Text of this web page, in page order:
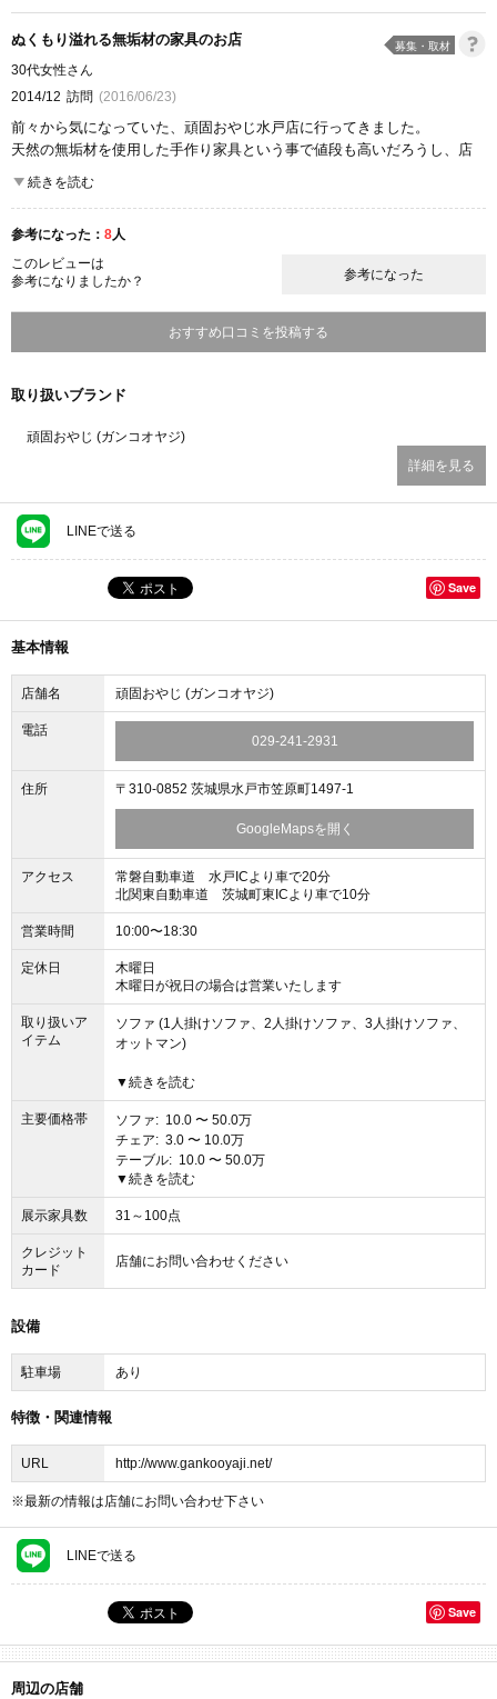
ぬくもり溢れる無垢材の家具のお店 募集・取材
30代女性さん
2014/12 訪問 (2016/06/23)
前々から気になっていた、頑固おやじ水戸店に行ってきました。
天然の無垢材を使用した手作り家具という事で値段も高いだろうし、店
名が店名なのでちょっと緊張してしまいましたが（笑）
店内は明るく、ちょっとした雑貨なども並んでいたので入りやすかった
暖かみのある雰囲気です。
思った通り、値段は少々お高めですが、この作りなら何年も大切に使っ
ていける事だろうと思いました。店内には子供を遊ばせるスペースなど
いつかこんな家具を手に入れてみたい、そんな風に感じるこだわりの家
具店です。
ここが良かった
続きを読む
参考になった： 8人
このレビューは
参考になりましたか？
参考になった
おすすめ口コミを投稿する
取り扱いブランド
頑固おやじ (ガンコオヤジ)
詳細を見る
LINEで送る
Save
基本情報
店舗名 頑固おやじ (ガンコオヤジ)
電話
029-241-2931
住所 〒310-0852 茨城県水戸市笠原町1497-1
GoogleMapsを開く
アクセス
常磐自動車道 水戸ICより車で20分
北関東自動車道 茨城町東ICより車で10分
営業時間 10:00〜18:30
定休日
木曜日
木曜日が祝日の場合は営業いたします
取り扱いア
イテム
ソファ (1人掛けソファ、2人掛けソファ、3人掛けソファ、
オットマン)
チェア (スツール、ダイニングチェア、ベンチ、オットマン)
テーブル (ダイニングテーブル、リビングテーブル)
デスク
ベッド (ベッド・ベッドフレーム、マットレス)
収納家具 (テレビ台、食器棚)
時計 (掛け時計・壁掛け時計)
▼続きを読む
主要価格帯
ソファ: 10.0 〜 50.0万
チェア: 3.0 〜 10.0万
テーブル: 10.0 〜 50.0万
デスク: 10.0 〜 25.0万
ベッド: 7.0 〜 20.0万
収納家具: 10.0万〜
キッチン: 150.0万〜
▼続きを読む
展示家具数 31～100点
クレジット
カード
店舗にお問い合わせください
設備
駐車場 あり
特徴・関連情報
URL http://www.gankooyaji.net/
※最新の情報は店舗にお問い合わせ下さい
LINEで送る
Save
周辺の店舗